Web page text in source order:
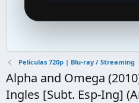
Películas 720p | Blu-ray / Streaming
Alpha and Omega
Ingles [Subt. Esp-Ing]